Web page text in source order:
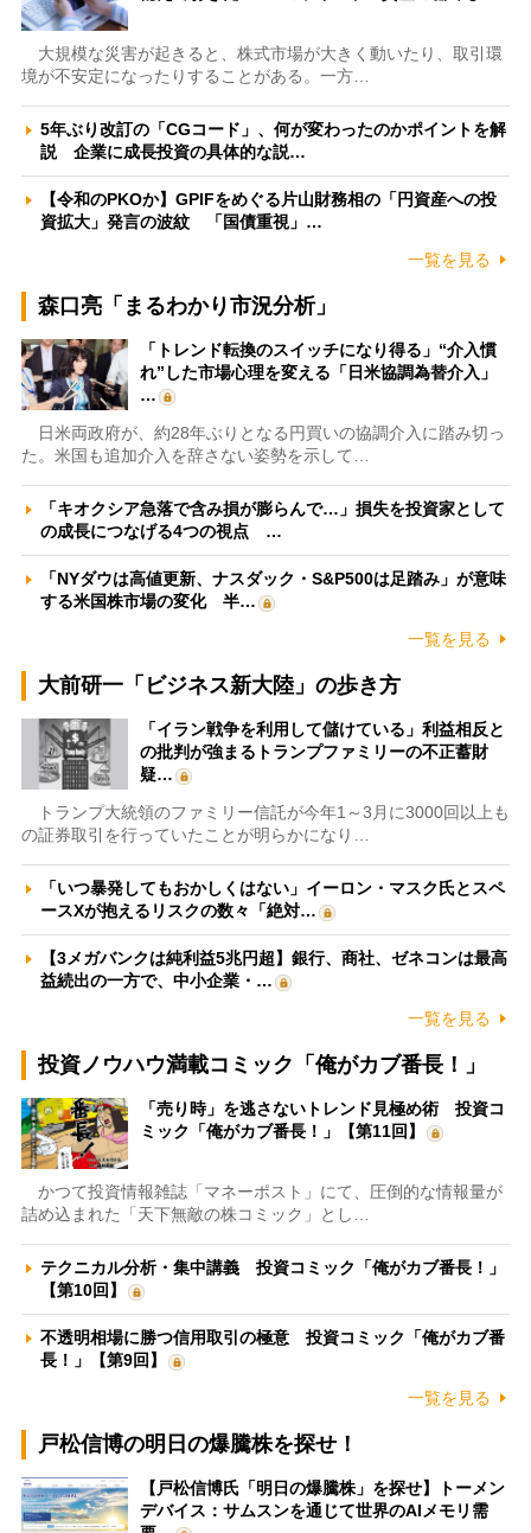
大規模な災害が起きると、株式市場が大きく動いたり、取引環
境が不安定になったりすることがある。一方…
5年ぶり改訂の「CGコード」、何が変わったのかポイントを解
説 企業に成長投資の具体的な説…
【令和のPKOか】GPIFをめぐる片山財務相の「円資産への投
資拡大」発言の波紋 「国債重視」…
一覧を見る
森口亮「まるわかり市況分析」
「トレンド転換のスイッチになり得る」“介入慣
れ”した市場心理を変える「日米協調為替介入」
…
日米両政府が、約28年ぶりとなる円買いの協調介入に踏み切っ
た。米国も追加介入を辞さない姿勢を示して…
「キオクシア急落で含み損が膨らんで…」損失を投資家として
の成長につなげる4つの視点 …
「NYダウは高値更新、ナスダック・S&P500は足踏み」が意味
する米国株市場の変化 半…
一覧を見る
大前研一「ビジネス新大陸」の歩き方
「イラン戦争を利用して儲けている」利益相反と
の批判が強まるトランプファミリーの不正蓄財
疑…
トランプ大統領のファミリー信託が今年1～3月に3000回以上も
の証券取引を行っていたことが明らかになり…
「いつ暴発してもおかしくはない」イーロン・マスク氏とスペ
ースXが抱えるリスクの数々「絶対…
【3メガバンクは純利益5兆円超】銀行、商社、ゼネコンは最高
益続出の一方で、中小企業・…
一覧を見る
投資ノウハウ満載コミック「俺がカブ番長！」
「売り時」を逃さないトレンド見極め術 投資コ
ミック「俺がカブ番長！」【第11回】
かつて投資情報雑誌「マネーポスト」にて、圧倒的な情報量が
詰め込まれた「天下無敵の株コミック」とし…
テクニカル分析・集中講義 投資コミック「俺がカブ番長！」
【第10回】
不透明相場に勝つ信用取引の極意 投資コミック「俺がカブ番
長！」【第9回】
一覧を見る
戸松信博の明日の爆騰株を探せ！
【戸松信博氏「明日の爆騰株」を探せ】トーメン
デバイス：サムスンを通じて世界のAIメモリ需